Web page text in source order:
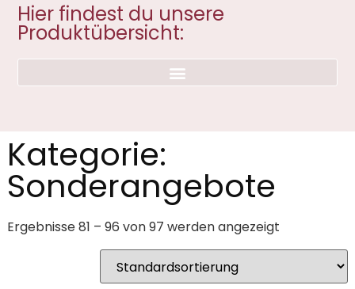
Hier findest du unsere
Produktübersicht:
Kategorie:
Sonderangebote
Ergebnisse 81 – 96 von 97 werden angezeigt